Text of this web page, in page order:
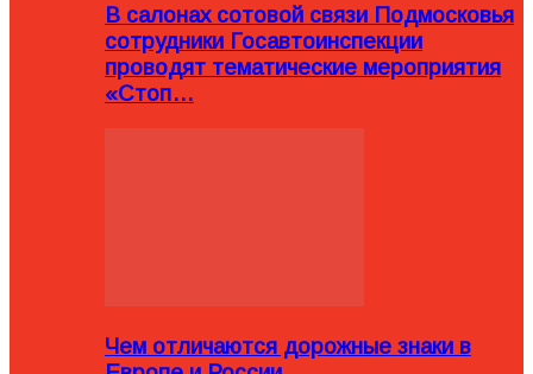
В салонах сотовой связи Подмосковья
сотрудники Госавтоинспекции
проводят тематические мероприятия
«Стоп…
Чем отличаются дорожные знаки в